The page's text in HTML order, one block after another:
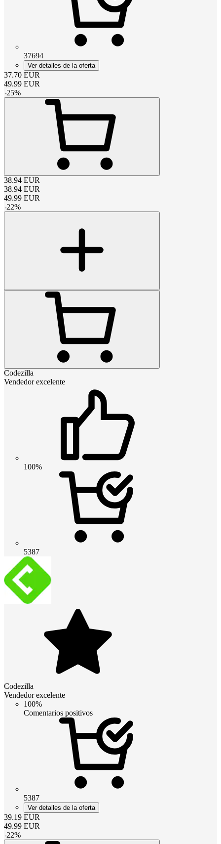
37694
Ver detalles de la oferta
37.70 EUR
49.99 EUR
-25%
38.94 EUR
38.94 EUR
49.99 EUR
-22%
Codezilla
Vendedor excelente
100%
5387
Codezilla
Vendedor excelente
100%
Comentarios positivos
5387
Ver detalles de la oferta
39.19 EUR
49.99 EUR
-22%